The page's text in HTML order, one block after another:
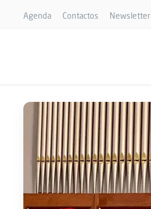
Agenda Contactos Newsletter